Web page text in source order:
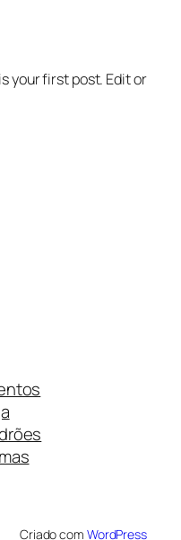
your first post. Edit or
Criado com WordPress